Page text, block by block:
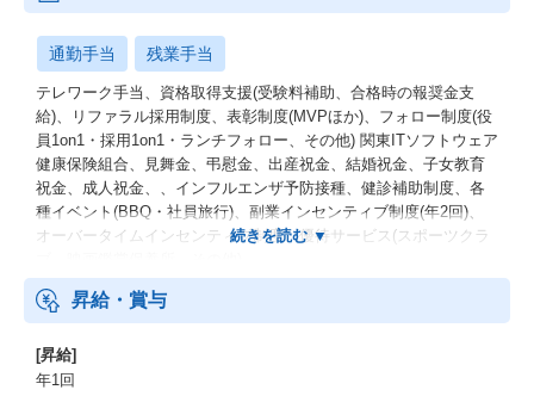
通勤手当 残業手当
テレワーク手当、資格取得支援(受験料補助、合格時の報奨金支
給)、リファラル採用制度、表彰制度(MVPほか)、フォロー制度(役
員1on1・採用1on1・ランチフォロー、その他) 関東ITソフトウェア
健康保険組合、見舞金、弔慰金、出産祝金、結婚祝金、子女教育
祝金、成人祝金、、インフルエンザ予防接種、健診補助制度、各
種イベント(BBQ・社員旅行)、副業インセンティブ制度(年2回)、
オーバータイムインセンティブ制度、優待サービス(スポーツクラ
昇給・賞与
[昇給]
年1回